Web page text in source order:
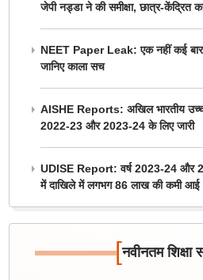
जेपी नड्डा ने की समीक्षा, छात्र-केंद्रित
NEET Paper Leak: एक नहीं कई बार
जानिए काला सच
AISHE Reports: अखिल भारतीय उच्च
2022-23 और 2023-24 के लिए जारी
UDISE Report: वर्ष 2023-24 और
में दाखिले में लगभग 86 लाख की कमी आई
[नवीनतम शिक्षा